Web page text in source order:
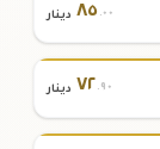
٨٥ .٠٠ دينار
٧٢.٩٠ دينار